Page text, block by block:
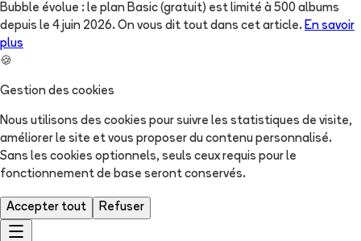
Bubble évolue : le plan Basic (gratuit) est limité à 500 albums
depuis le 4 juin 2026. On vous dit tout dans cet article. En savoir
plus
🍪
Gestion des cookies
Nous utilisons des cookies pour suivre les statistiques de visite,
améliorer le site et vous proposer du contenu personnalisé.
Sans les cookies optionnels, seuls ceux requis pour le
fonctionnement de base seront conservés.
Accepter tout Refuser